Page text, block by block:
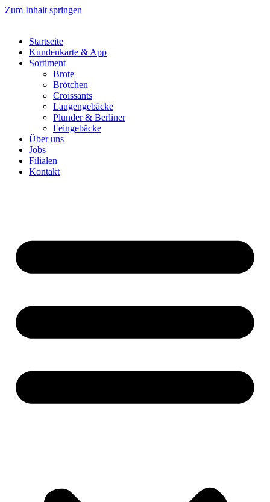
Zum Inhalt springen
Startseite
Kundenkarte & App
Sortiment
Brote
Brötchen
Croissants
Laugengebäcke
Plunder & Berliner
Feingebäcke
Über uns
Jobs
Filialen
Kontakt